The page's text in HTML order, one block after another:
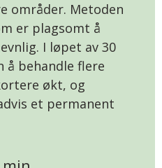
områder. Metoden
er plagsomt å
I løpet av 30
behandle flere
økt, og
et permanent